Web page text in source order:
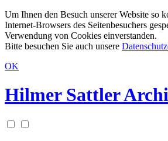
Um Ihnen den Besuch unserer Website so
Internet-Browsers des Seitenbesuchers
Verwendung von Cookies einverstanden.
Bitte besuchen Sie auch unsere
OK
Hilmer Sattler